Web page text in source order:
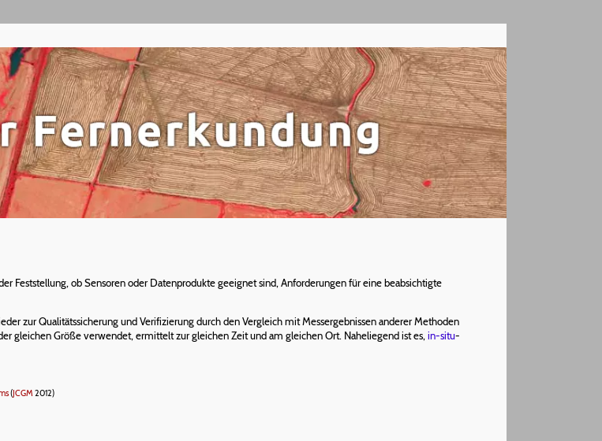
Feststellung, ob Sensoren oder Datenprodukte geeignet sind, Anforderungen für eine beabsichtigte
zur Qualitätssicherung und Verifizierung durch den Vergleich mit Messergebnissen anderer Methoden
gleichen Größe verwendet, ermittelt zur gleichen Zeit und am gleichen Ort. Naheliegend ist es,in-situ-
( JCGM 2012)